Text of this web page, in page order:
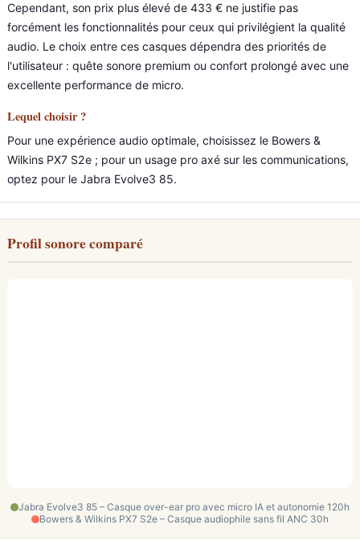
Cependant, son prix plus élevé de 433 € ne justifie pas
forcément les fonctionnalités pour ceux qui privilégient la qualité
audio. Le choix entre ces casques dépendra des priorités de
l'utilisateur : quête sonore premium ou confort prolongé avec une
excellente performance de micro.
Lequel choisir ?
Pour une expérience audio optimale, choisissez le Bowers &
Wilkins PX7 S2e ; pour un usage pro axé sur les communications,
optez pour le Jabra Evolve3 85.
Profil sonore comparé
Jabra Evolve3 85 – Casque over-ear pro avec micro IA et autonomie 120h
Bowers & Wilkins PX7 S2e – Casque audiophile sans fil ANC 30h